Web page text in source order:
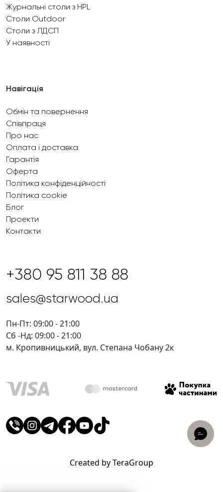
Журнальні столи з HPL
Столи Outdoor
Столи з ЛДСП
У наявності
Навігація
Обмін та повернення
Співпраця
Про нас
Оплата і доставка
Гарантія
Оферта
Політика конфіденційності
Політика cookie
Блог
Проекти
Контакти
+380 95 811 38 88
sales@starwood.ua
Пн-Пт: 09:00 - 21:00
Сб -Нд: 09:00 - 21:00
м. Кропивницький, вул. Степана Чобану 2к
Created by TeraGroup